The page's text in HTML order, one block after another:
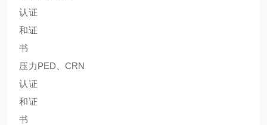
认证
和证
书
压力
认证
和证
书
PED、CRN